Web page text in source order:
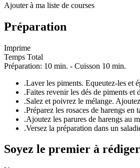
Ajouter à ma liste de courses
Préparation
Imprime
Temps Total
Préparation: 10 min. - Cuisson 10 min.
.Laver les piments. Equeutez-les et
.Faites revenir les dés de piments et
.Salez et poivrez le mélange.
.Préparez les rosaces de harengs
.Ajoutez les parures de harengs au
.Versez la préparation dans un
Soyez le premier à